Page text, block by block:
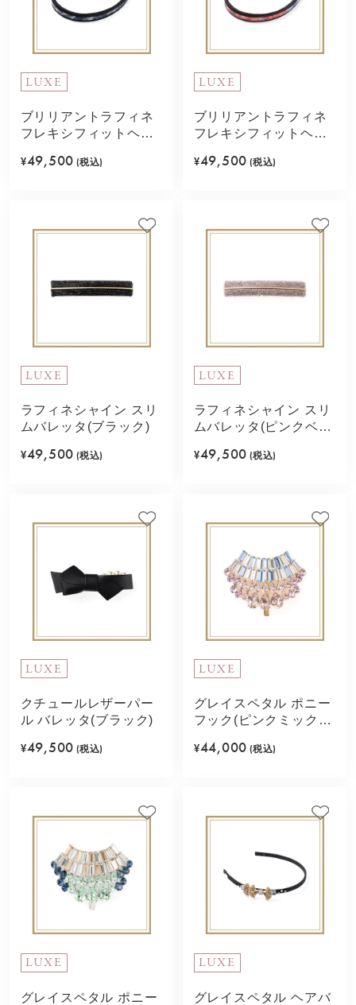
LUXE
ブリリアントラフィネ
フレキシフィットヘア
ス)
¥49,500 (税込)
LUXE
ブリリアントラフィネ
フレキシフィットヘア
¥49,500 (税込)
LUXE
ラフィネシャイン スリ
ムバレッタ(ブラック)
¥49,500 (税込)
LUXE
ラフィネシャイン スリ
ムバレッタ(ピンクベー
¥49,500 (税込)
LUXE
クチュールレザーパー
ル バレッタ(ブラック)
¥49,500 (税込)
LUXE
グレイスペタル ポニー
フック(ピンクミック
¥44,000 (税込)
LUXE
グレイスペタル ポニー
LUXE
グレイスペタル ヘアバ